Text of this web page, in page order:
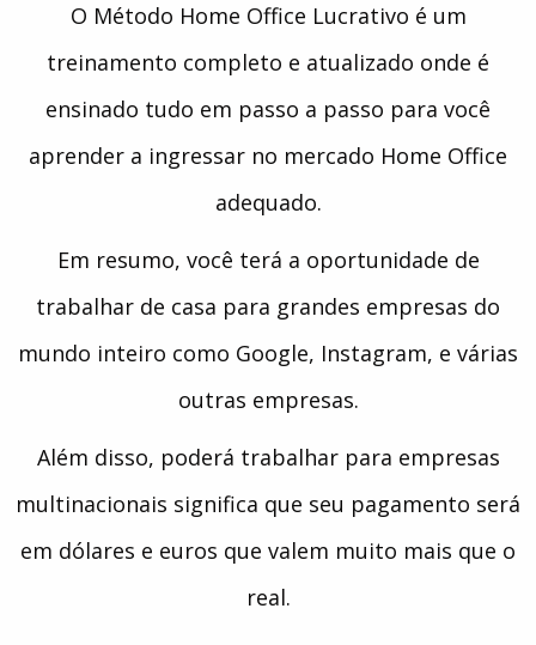
O Método Home Office Lucrativo é um
treinamento completo e atualizado onde é
ensinado tudo em passo a passo para você
aprender a ingressar no mercado Home Office
adequado.
Em resumo, você terá a oportunidade de
trabalhar de casa para grandes empresas do
mundo inteiro como Google, Instagram, e várias
outras empresas.
Além disso, poderá trabalhar para empresas
multinacionais significa que seu pagamento será
em dólares e euros que valem muito mais que o
real.